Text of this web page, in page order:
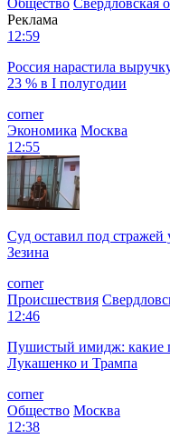
Реклама
12:59
Россия нарастила
23 % в I полугодии
corner
Экономика Москва
12:55
Суд оставил под стражей
Зезина
corner
Происшествия
12:46
Пушистый имидж: какие
Лукашенко и Трампа
corner
Общество Москва
12:38